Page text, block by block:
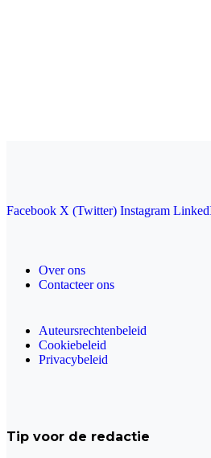
Facebook X (Twitter) Instagram
Over ons
Contacteer ons
Auteursrechtenbeleid
Cookiebeleid
Privacybeleid
Tip voor de redactie